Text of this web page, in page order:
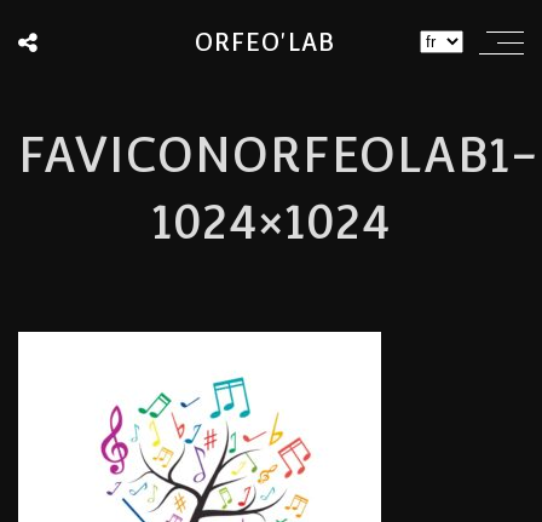
ORFEO'LAB
FAVICONORFEOLAB1-
1024×1024